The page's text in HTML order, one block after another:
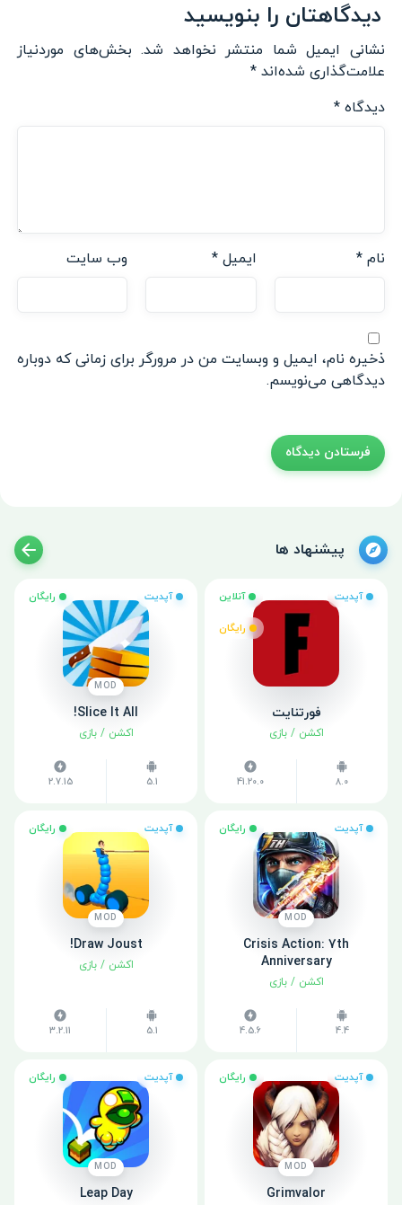
دیدگاهتان را بنویسید
نشانی ایمیل شما منتشر نخواهد شد. بخش‌های موردنیاز
علامت‌گذاری شده‌اند *
دیدگاه *
نام * ایمیل* وب‌ سایت
ذخیره نام، ایمیل و وبسایت من در مرورگر برای زمانی که دوباره
دیدگاهی می‌نویسم.
پیشنهاد ها
آپدیت آنلاین
رایگان
فورتنایت
اکشن /بازی
8.0
41.20.0
آپدیت رایگان
MOD
Slice It All!
اکشن /بازی
5.1
2.7.15
آپدیت رایگان
MOD
Crisis Action: 7th
Anniversary
اکشن /بازی
4.4
4.5.6
آپدیت رایگان
MOD
Draw Joust!
اکشن /بازی
5.1
3.2.11
آپدیت رایگان
MOD
Grimvalor
آپدیت رایگان
MOD
Leap Day